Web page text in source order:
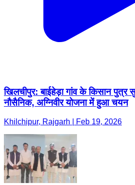
खिलचीपुर: बाईहेड़ा गांव के किसान पुत्र
नौसैनिक, अग्निवीर योजना में हुआ चयन
Khilchipur, Rajgarh | Feb 19, 2026